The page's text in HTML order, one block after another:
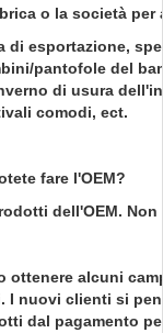
o la società per
di esportazione,
pantofole del
di usura
comodi, ect.
fare l'OEM?
dell'OEM. Non
ottenere alcuni
I nuovi clienti si
dal pagamento